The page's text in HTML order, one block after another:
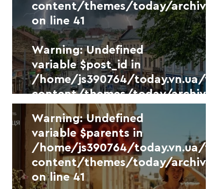
content/themes/today/
on line 41
Warning: Undefined
variable $post_id in
/home/js390764/today.vn.ua/
content/themes/today/
on line
41
НовиниУКР.НЕТ
У п’ятницю Вінницю накриють
гроза, град та сильний
шквалистий вітер
7 СЕРПНЯ, 2026
Warning: Undefined
variable $separator in
/home/js390764/today.vn.ua/
content/themes/today/
on line41
Warning: Undefined
variable $parents in
/home/js390764/today.vn.ua/
content/themes/today/
on line41
Warning : Undefined